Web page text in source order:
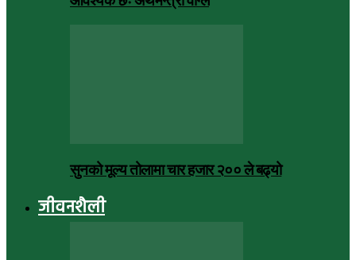
सुनको मूल्य तोलामा चार हजार २०० ले बढ्यो
जीवनशैली